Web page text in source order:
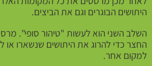
היתושים הבוגרים וגם את הביצים.
השלב השני הוא לעשות "טיהור סופי".
החצר כדי להרוג את היתושים שנשארו או
למקום אחר.